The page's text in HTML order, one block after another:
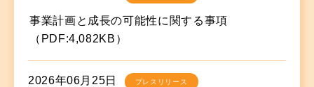
事業計画と成長の可能性に関する事項
（PDF:4,082KB）
2026年06月25日 プレスリリース